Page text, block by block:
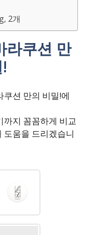
2개
라쿠션 만
쿠션 만의 비밀!에
까지 꼼꼼하게 비교
도움을 드리겠습니